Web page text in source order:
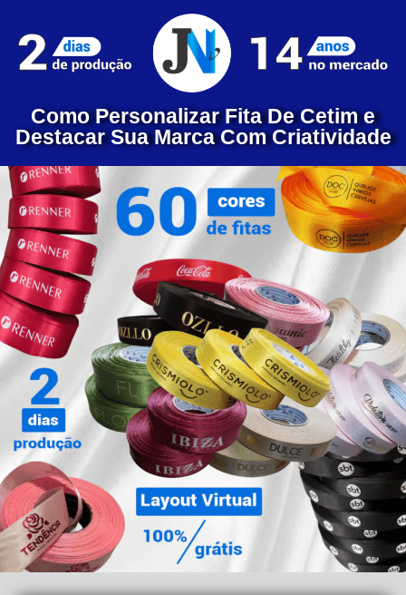
Como Personalizar Fita De Cetim e
Destacar Sua Marca Com Criatividade